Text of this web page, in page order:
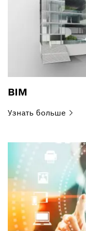
BIM
Узнать больше